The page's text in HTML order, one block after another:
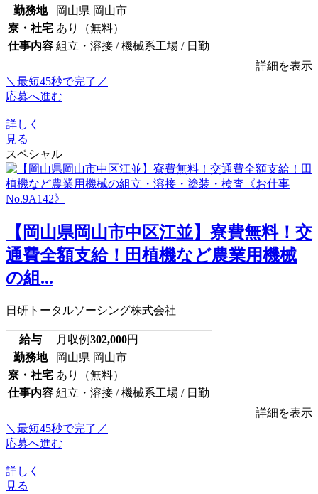
勤務地
岡山県 岡山市
寮・社宅 あり（無料）
仕事内容 組立・溶接 / 機械系工場 / 日勤
詳細を表示
＼最短45秒で完了／
応募へ進む
詳しく
見る
スペシャル
【岡山県岡山市中区江並】寮費無料！交
通費全額支給！田植機など農業用機械
の組...
日研トータルソーシング株式会社
給与 月収例302,000円
勤務地
岡山県 岡山市
寮・社宅 あり（無料）
仕事内容 組立・溶接 / 機械系工場 / 日勤
詳細を表示
＼最短45秒で完了／
応募へ進む
詳しく
見る